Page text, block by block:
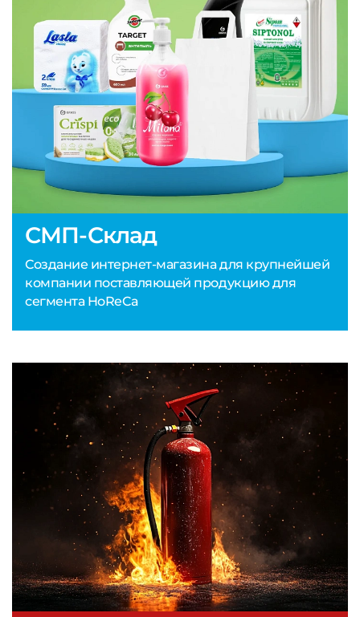
СМП-Склад
Создание интернет-магазина для крупнейшей
компании поставляющей продукцию для
сегмента HoReCa